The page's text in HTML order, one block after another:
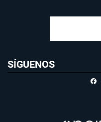
SÍGUENOS